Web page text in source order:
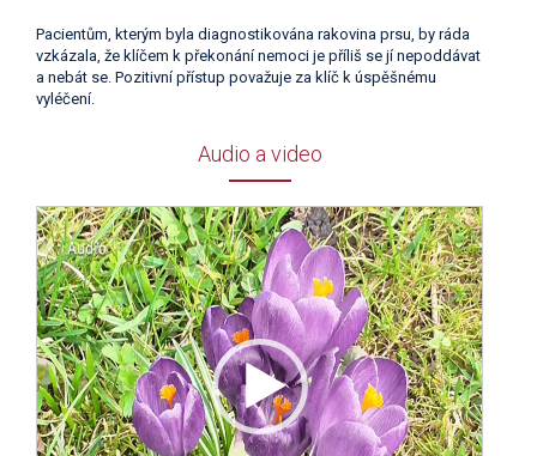
Pacientům, kterým byla diagnostikována rakovina prsu, by ráda
vzkázala, že klíčem k překonání nemoci je příliš se jí nepoddávat
a nebát se. Pozitivní přístup považuje za klíč k úspěšnému
vyléčení.
Audio a video
Video
přehrávač